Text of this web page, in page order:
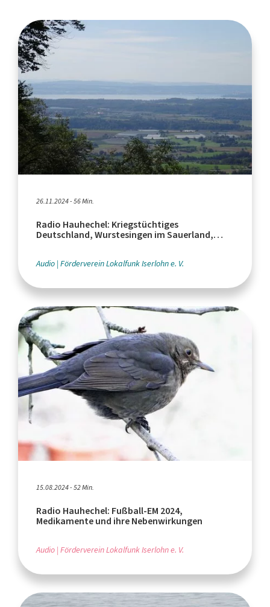
26.11.2024 - 56 Min.
Radio Hauhechel: Kriegstüchtiges
Deutschland, Wurstesingen im Sauerland,
Audio Förderverein Lokalfunk Iserlohn e. V.
15.08.2024 - 52 Min.
Radio Hauhechel: Fußball-EM 2024,
Medikamente und ihre Nebenwirkungen
Audio Förderverein Lokalfunk Iserlohn e. V.